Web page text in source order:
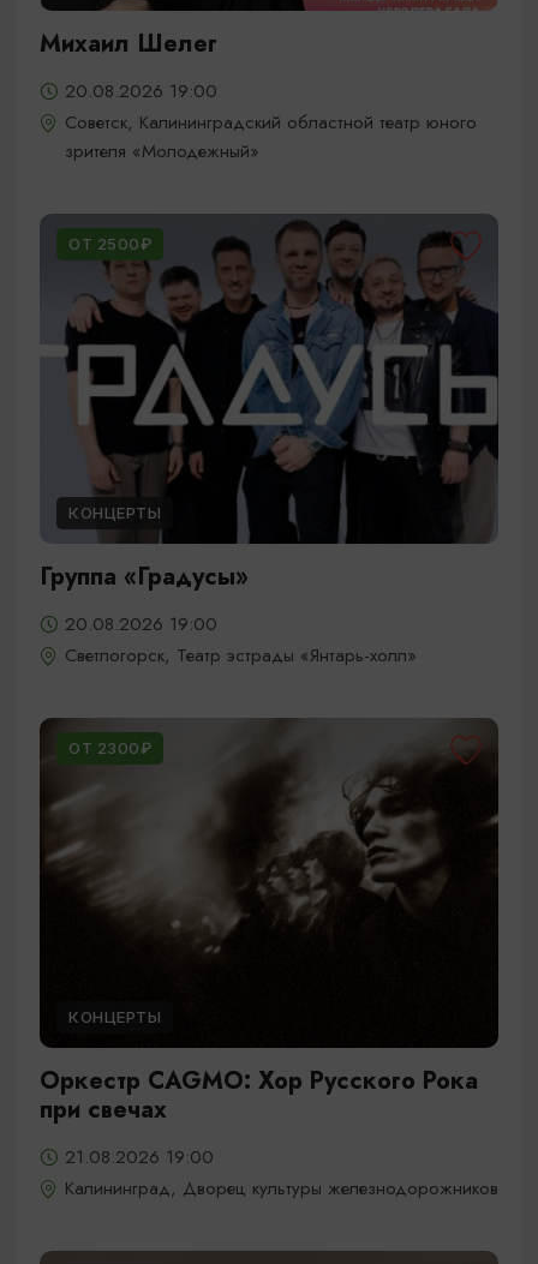
Михаил Шелег
20.08.2026 19:00
Советск, Калининградский областной театр юного
зрителя «Молодежный»
ОТ 2500₽
КОНЦЕРТЫ
Группа «Градусы»
20.08.2026 19:00
Светлогорск, Театр эстрады «Янтарь-холл»
ОТ 2300₽
КОНЦЕРТЫ
Оркестр CAGMO: Хор Русского Рока
при свечах
21.08.2026 19:00
Калининград, Дворец культуры железнодорожников